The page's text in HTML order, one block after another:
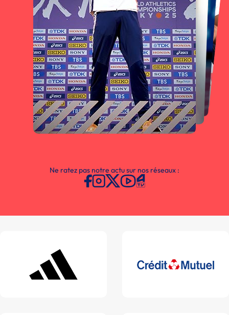
Ne ratez pas notre actu sur nos réseaux :